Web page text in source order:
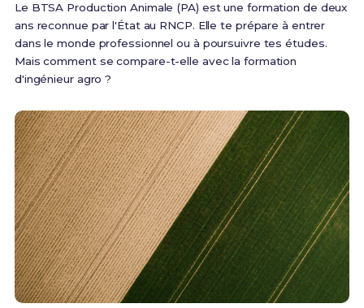
Le BTSA Production Animale (PA) est une formation de deux
ans reconnue par l'État au RNCP. Elle te prépare à entrer
dans le monde professionnel ou à poursuivre tes études.
Mais comment se compare-t-elle avec la formation
d'ingénieur agro ?